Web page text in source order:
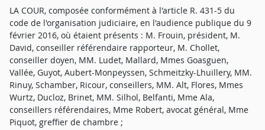
LA COUR, composée conformément à l'article R. 431-5 du
code de l'organisation judiciaire, en l'audience publique du 9
février 2016, où étaient présents : M. Frouin, président, M.
David, conseiller référendaire rapporteur, M. Chollet,
conseiller doyen, MM. Ludet, Mallard, Mmes Goasguen,
Vallée, Guyot, Aubert-Monpeyssen, Schmeitzky-Lhuillery, MM.
Rinuy, Schamber, Ricour, conseillers, MM. Alt, Flores, Mmes
Wurtz, Ducloz, Brinet, MM. Silhol, Belfanti, Mme Ala,
conseillers référendaires, Mme Robert, avocat général, Mme
Piquot, greffier de chambre ;